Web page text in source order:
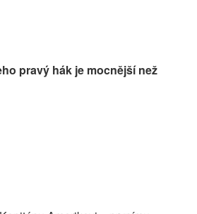
pravý hák je mocnější než